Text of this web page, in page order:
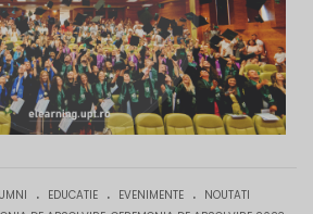
. EDUCATIE . EVENIMENTE . NOUTATI